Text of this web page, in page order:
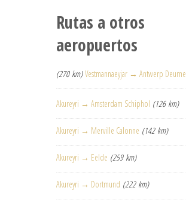
Rutas a otros
aeropuertos
(270 km) Vestmannaeyjar → Antwerp Deurne
Akureyri → Amsterdam Schiphol (126 km)
Akureyri → Merville Calonne (142 km)
Akureyri → Eelde (259 km)
Akureyri → Dortmund (222 km)